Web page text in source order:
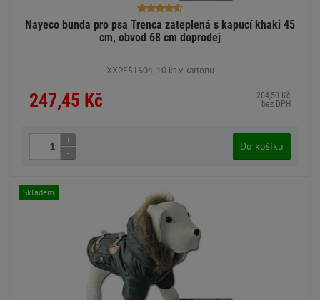
Nayeco bunda pro psa Trenca zateplená s kapucí khaki 45
cm, obvod 68 cm doprodej
XXPE51604, 10 ks v kartonu
247,45 Kč
204,50 Kč
bez DPH
+
-
Do košíku
Skladem